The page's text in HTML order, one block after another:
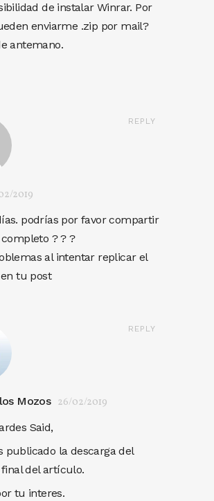
de instalar Winrar. Por
enviarme .zip por mail?
antemano.
REPLY
2019
podrías por favor compartir
? ? ?
al intentar replicar el
tu post
REPLY
Mozos 26/02/2019
Said,
publicado la descarga del
del artículo.
tu interes.